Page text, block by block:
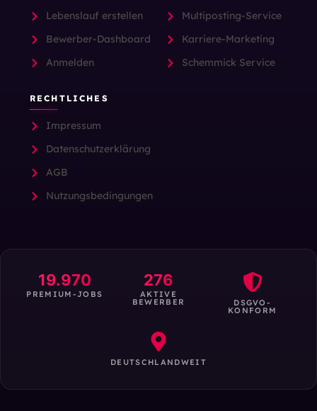
Lebenslauf erstellen
Bewerber-Dashboard
Anmelden
Multiposting-Service
Karriere-Marketing
Schemmick Service
RECHTLICHES
Impressum
Datenschutzerklärung
AGB
Nutzungsbedingungen
19.970
PREMIUM-JOBS
276
AKTIVE
BEWERBER DSGVO-
KONFORM
DEUTSCHLANDWEIT